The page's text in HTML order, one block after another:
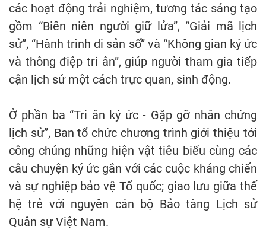
các hoạt động trải nghiệm, tương tác sáng tạo
gồm “Biên niên người giữ lửa”, “Giải mã lịch
sử”, “Hành trình di sản số” và “Không gian ký ức
và thông điệp tri ân”, giúp người tham gia tiếp
cận lịch sử một cách trực quan, sinh động.
Ở phần ba “Tri ân ký ức - Gặp gỡ nhân chứng
lịch sử”, Ban tổ chức chương trình giới thiệu tới
công chúng những hiện vật tiêu biểu cùng các
câu chuyện ký ức gắn với các cuộc kháng chiến
và sự nghiệp bảo vệ Tổ quốc; giao lưu giữa thế
hệ trẻ với nguyên cán bộ Bảo tàng Lịch sử
Quân sự Việt Nam.